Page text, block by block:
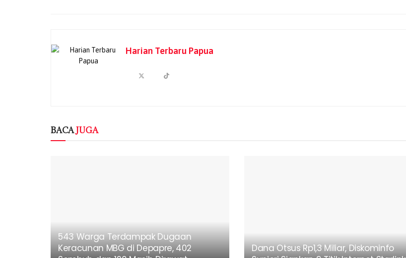
Harian Terbaru Papua
BACAJUGA
543 Warga Terdampak Dugaan
Keracunan MBG di Depapre, 402
Dana Otsus Rp1,3 Miliar, Diskominfo